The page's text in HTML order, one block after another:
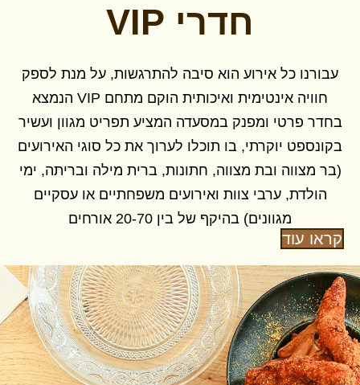
חדרי VIP
עבורנו כל אירוע הוא סיבה להתרגשות, על מנת לספק
חוויה אינטימית ואיכותית הוקם מתחם VIP הנמצא
בחדר פרטי ומפנק במסעדה המציע תפריט מגוון ועשיר
בקונספט יוקרתי, בו תוכלו לערוך את כל סוגי האירועים
(בר מצווה ובת מצווה, חתונות, ברית מילה ובריתה, ימי
הולדת, ערבי צוות ואירועים משפחתיים או עסקיים
מגוונים) בהיקף של בין 20-70 אורחים
קראו עוד